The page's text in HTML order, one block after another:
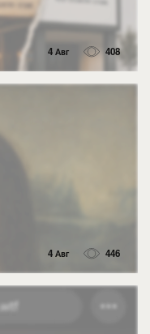
4 Авг 408
4 Авг 446